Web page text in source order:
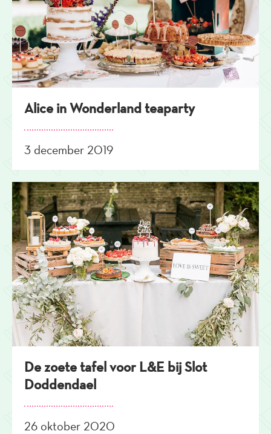
Alice in Wonderland teaparty
3 december 2019
De zoete tafel voor L&E bij Slot
Doddendael
26 oktober 2020